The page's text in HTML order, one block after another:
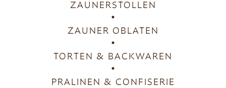
ZAUNERSTOLLEN
ZAUNER OBLATEN
TORTEN & BACKWAREN
PRALINEN & CONFISERIE